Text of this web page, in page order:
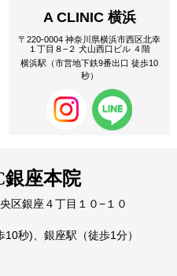
A CLINIC 横浜
〒220-0004 神奈川県横浜市西区北幸
１丁目８−２ 犬山西口ビル ４階
横浜駅（市営地下鉄9番出口 徒歩10
秒）
銀座本院
区銀座４丁目１０−１０
秒)、銀座駅（徒歩1分）